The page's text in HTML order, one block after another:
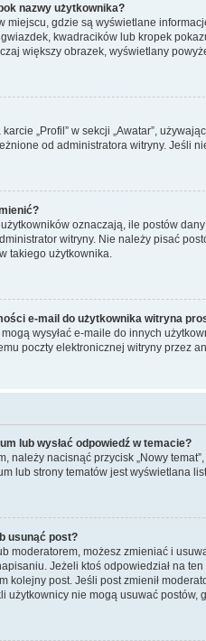
nazwy użytkownika?
miejscu, gdzie są wyświetlane
kwadracików lub kropek
większy obrazek, wyświetlany
„Profil” w sekcji „Awatar”,
od administratora witryny. Jeśli
oznaczają, ile postów
witryny. Nie należy pisać
takiego użytkownika.
e-mail do użytkownika witryna
wysyłać e-maile do innych
poczty elektronicznej witryny przez
lub wysłać odpowiedź w temacie?
należy nacisnąć przycisk „Nowy
lub strony tematów jest wyświetlana
usunąć post?
moderatorem, możesz zmieniać i
Jeżeli ktoś odpowiedział na
kolejny post. Jeśli post zmienił
użytkownicy nie mogą usuwać postów,